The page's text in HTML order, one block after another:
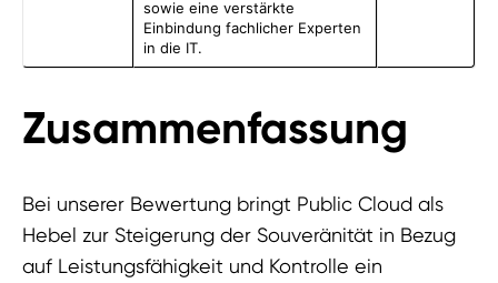
sowie eine verstärkte
Einbindung fachlicher Experten
in die IT.
Zusammenfassung
Bei unserer Bewertung bringt Public Cloud als
Hebel zur Steigerung der Souveränität in Bezug
auf Leistungsfähigkeit und Kontrolle ein